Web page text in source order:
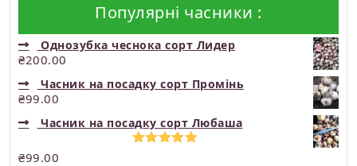
Популярні часники :
Однозубка чеснока сорт Лидер
₴200.00
Часник на посадку сорт Промінь
₴99.00
Часник на посадку сорт Любаша
₴99.00